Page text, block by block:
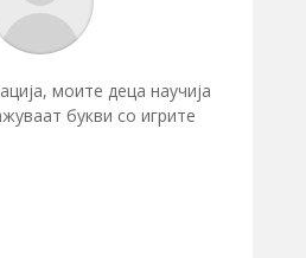
моите деца научија
букви со игрите